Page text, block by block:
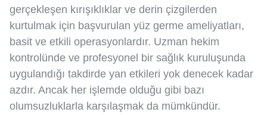
gerçekleşen kırışıklıklar ve derin çizgilerden
kurtulmak için başvurulan yüz germe ameliyatları,
basit ve etkili operasyonlardır. Uzman hekim
kontrolünde ve profesyonel bir sağlık kuruluşunda
uygulandığı takdirde yan etkileri yok denecek kadar
azdır. Ancak her işlemde olduğu gibi bazı
olumsuzluklarla karşılaşmak da mümkündür.